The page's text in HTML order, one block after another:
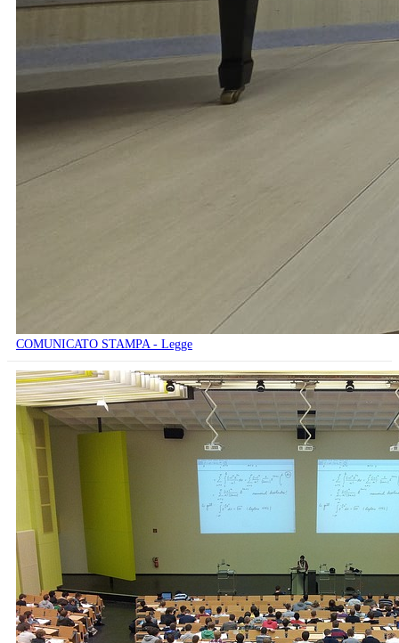
COMUNICATO STAMPA - Legge